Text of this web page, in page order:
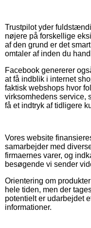
Trustpilot yder
nøjere på forskellige
af den grund er det
omtaler af inden du
Facebook genererer
at få indblik i internet
faktisk webshops hvor
virksomhedens service,
få et indtryk af tidligere
Vores website
samarbejder med
firmaernes varer, og
besøgende vi sender
Orientering om
hele tiden, men der
potentielt er udarbejdet
informationer.